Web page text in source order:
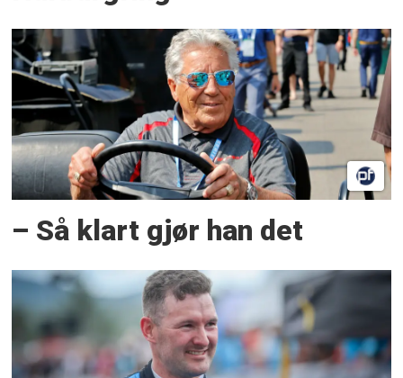
– Så klart gjør han det